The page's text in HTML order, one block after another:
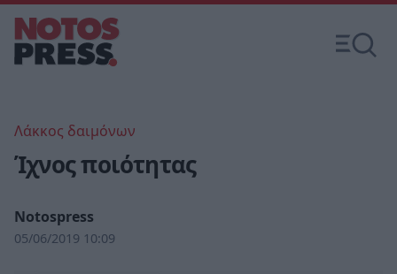
Λάκκος δαιμόνων
Ίχνος ποιότητας
Notospress
05/06/2019 10:09